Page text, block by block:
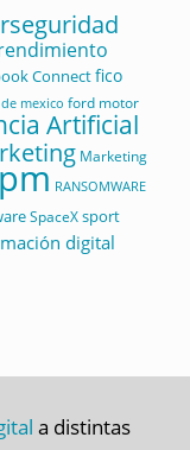
Connectfico
mexico ford motor
Artificial
Marketing
RANSOMWARE
SpaceXsport
digital
a distintas